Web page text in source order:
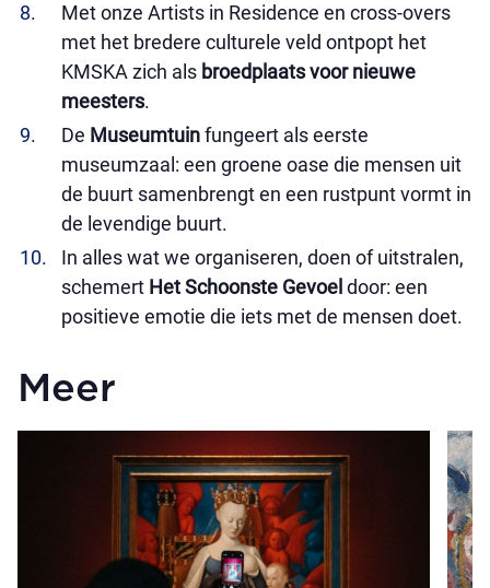
Met onze Artists in Residence en cross-overs
met het bredere culturele veld ontpopt het
KMSKA zich als broedplaats voor nieuwe
meesters.
De Museumtuinfungeert als eerste
museumzaal: een groene oase die mensen uit
de buurt samenbrengt en een rustpunt vormt in
de levendige buurt.
In alles wat we organiseren, doen of uitstralen,
schemert Het Schoonste Gevoel door: een
positieve emotie die iets met de mensen doet.
Meer